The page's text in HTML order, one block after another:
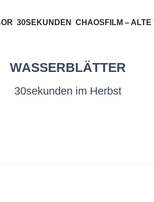
ZUM
30SEKUNDEN CHAOSFILM – ALTE
WASSERBLÄTTER
30sekunden im Herbst